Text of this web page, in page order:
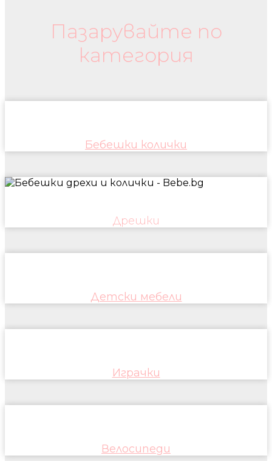
Пазарувайте по
категория
Бебешки колички
Дрешки
Детски мебели
Играчки
Велосипеди